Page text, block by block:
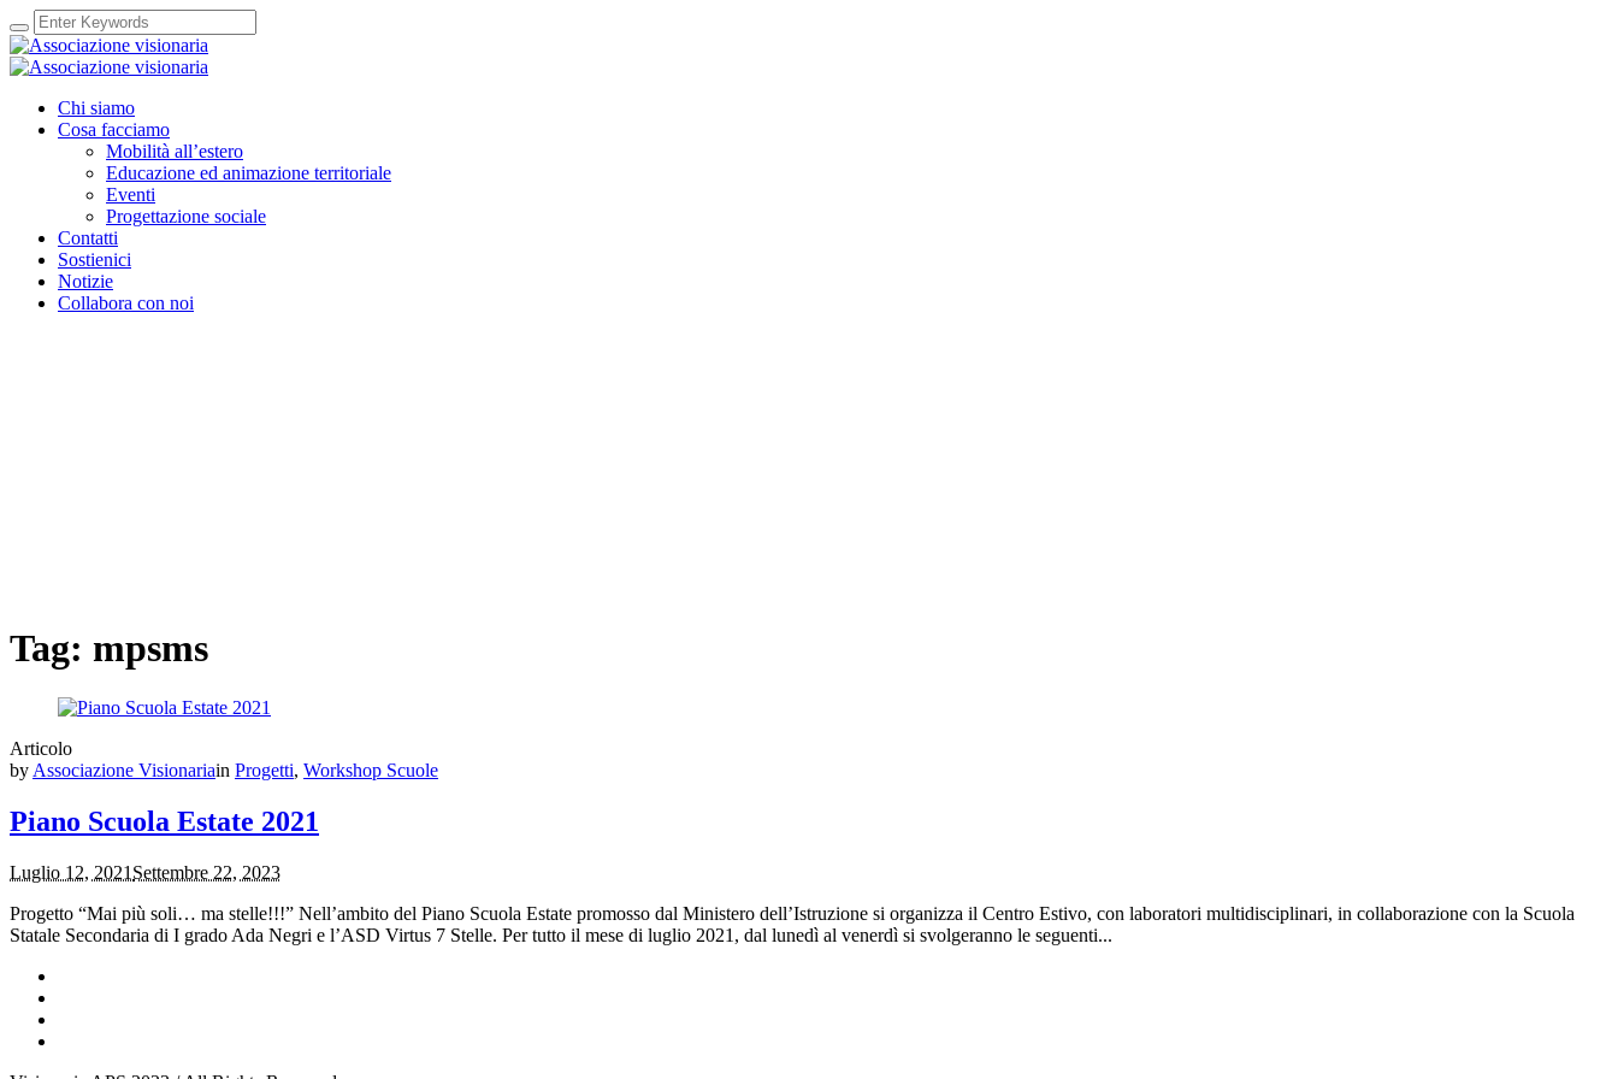
Chi siamo
Cosa facciamo
Mobilità all’estero
Educazione ed animazione territoriale
Eventi
Progettazione sociale
Contatti
Sostienici
Notizie
Collabora con noi
Tag: mpsms
Articolo
by Associazione Visionariain Progetti, Workshop Scuole
Piano Scuola Estate 2021
Luglio 12, 2021 Settembre 22, 2023
Progetto “Mai più soli… ma stelle!!!” Nell’ambito del Piano Scuola Estate promosso dal Ministero dell’Istruzione si organizza il Centro Estivo, con laboratori multidisciplinari, in collaborazione con la Scuola
Statale Secondaria di I grado Ada Negri e l’ASD Virtus 7 Stelle. Per tutto il mese di luglio 2021, dal lunedì al venerdì si svolgeranno le seguenti...